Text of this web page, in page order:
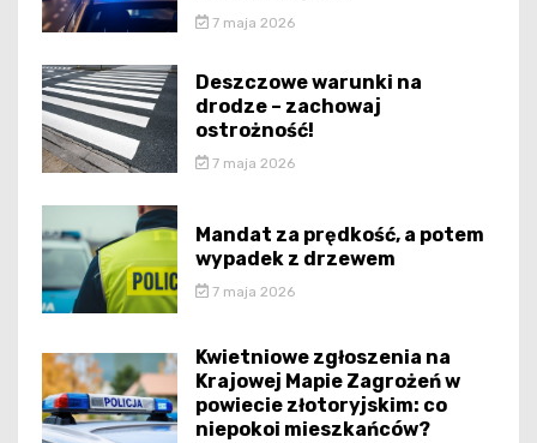
7 maja 2026
Deszczowe warunki na
drodze – zachowaj
ostrożność!
7 maja 2026
Mandat za prędkość, a potem
wypadek z drzewem
7 maja 2026
Kwietniowe zgłoszenia na
Krajowej Mapie Zagrożeń w
powiecie złotoryjskim: co
niepokoi mieszkańców?